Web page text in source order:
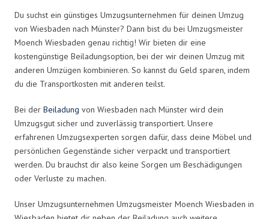
Du suchst ein günstiges Umzugsunternehmen für deinen Umzug
von Wiesbaden nach Münster? Dann bist du bei Umzugsmeister
Moench Wiesbaden genau richtig! Wir bieten dir eine
kostengünstige Beiladungsoption, bei der wir deinen Umzug mit
anderen Umzügen kombinieren. So kannst du Geld sparen, indem
du die Transportkosten mit anderen teilst.
Bei der Beiladung von Wiesbaden nach Münster wird dein
Umzugsgut sicher und zuverlässig transportiert. Unsere
erfahrenen Umzugsexperten sorgen dafür, dass deine Möbel und
persönlichen Gegenstände sicher verpackt und transportiert
werden. Du brauchst dir also keine Sorgen um Beschädigungen
oder Verluste zu machen.
Unser Umzugsunternehmen Umzugsmeister Moench Wiesbaden in